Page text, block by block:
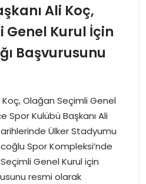
Ali Koç,
Genel Kurul İçin
Başvurusunu
Olağan Seçimli Genel
Spor Kulübü Başkanı Ali
Ülker Stadyumu
Spor Kompleksi’nde
Genel Kurul için
resmi olarak